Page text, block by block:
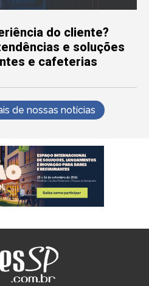
do cliente?
e soluções
e cafeterias
de nossas notícias